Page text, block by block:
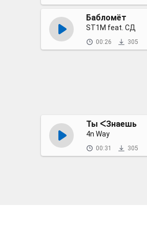
Бабломёт
ST1M feat. СД
00:26 305
Ты ᐸЗнаешь
4n Way
00:31 305